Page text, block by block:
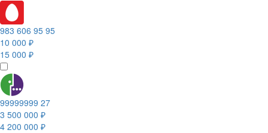
983 606 95 95
10 000 ₽
15 000 ₽
99999999 27
3 500 000 ₽
4 200 000 ₽